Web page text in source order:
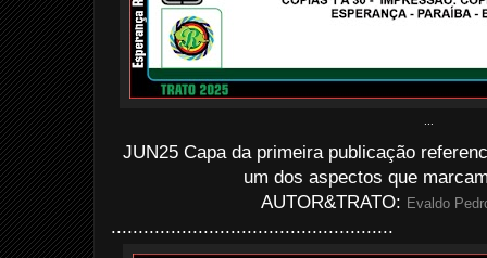
JUN25 Capa da primeira publicação
um dos aspectos que
AUTOR&TRATO: Evaldo
....................................................